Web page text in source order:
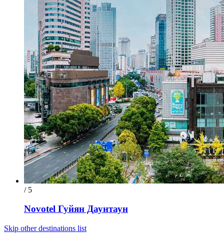
/ 5
Novotel Гуйян Даунтаун
Skip other destinations list